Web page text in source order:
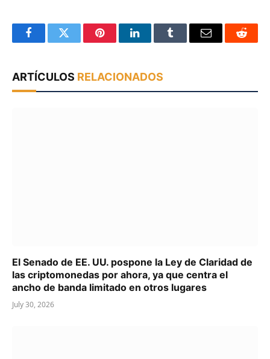
FacebookTwitter PinterestLinkedInTumblr Email Reddit
ARTÍCULOS RELACIONADOS
El Senado de EE. UU. pospone la Ley de Claridad de
las criptomonedas por ahora, ya que centra el
ancho de banda limitado en otros lugares
July 30, 2026